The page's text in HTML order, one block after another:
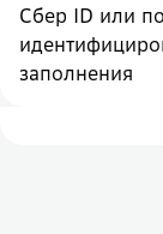
Сбер ID или
заполнения